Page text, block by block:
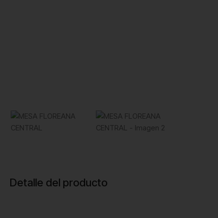
Detalle del producto